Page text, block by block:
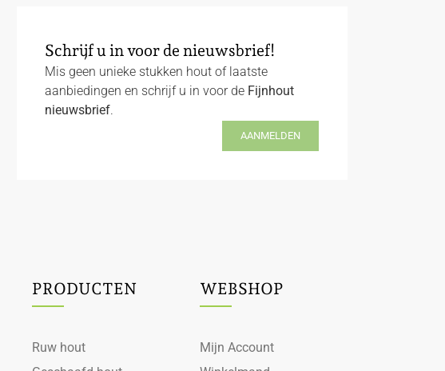
Schrijf u in voor de nieuwsbrief!
Mis geen unieke stukken hout of laatste
aanbiedingen en schrijf u in voor de Fijnhout
nieuwsbrief.
AANMELDEN
PRODUCTEN
Ruw hout
WEBSHOP
Mijn Account